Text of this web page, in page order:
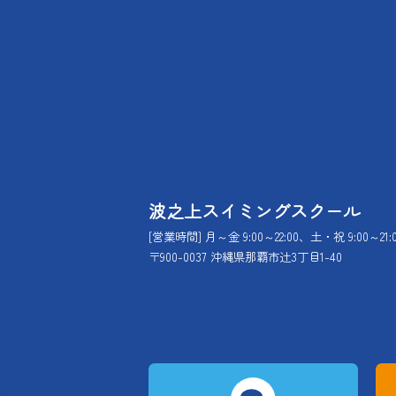
波之上スイミングスクール
[営業時間] 月～金 9:00～22:00、土・祝 9:00～
〒900-0037 沖縄県那覇市辻3丁目1-40